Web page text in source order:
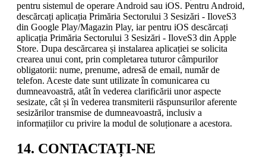
pentru sistemul de operare Android sau iOS. Pentru Android,
descărcați aplicația Primăria Sectorului 3 Sesizări - IloveS3
din Google Play/Magazin Play, iar pentru iOS descărcați
aplicația Primăria Sectorului 3 Sesizări - IloveS3 din Apple
Store. Dupa descărcarea și instalarea aplicației se solicita
crearea unui cont, prin completarea tuturor câmpurilor
obligatorii: nume, prenume, adresă de email, număr de
telefon. Aceste date sunt utilizate în comunicarea cu
dumneavoastră, atât în vederea clarificării unor aspecte
sesizate, cât și în vederea transmiterii răspunsurilor aferente
sesizărilor transmise de dumneavoastră, inclusiv a
informațiilor cu privire la modul de soluționare a acestora.
14. CONTACTAȚI-NE